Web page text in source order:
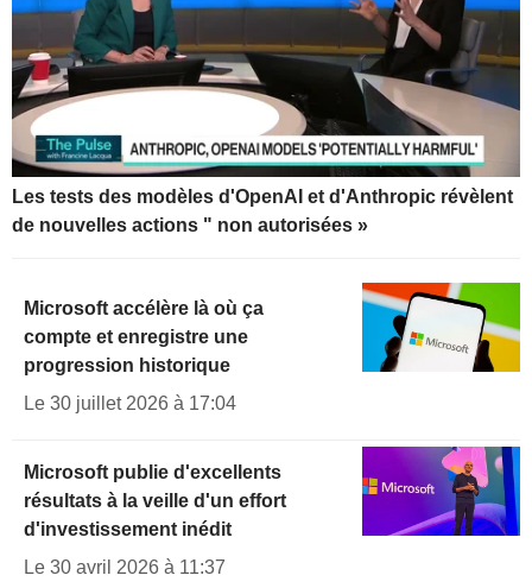
Les tests des modèles d'OpenAI et d'Anthropic révèlent
de nouvelles actions " non autorisées »
Microsoft accélère là où ça
compte et enregistre une
progression historique
Le 30 juillet 2026 à 17:04
Microsoft publie d'excellents
résultats à la veille d'un effort
d'investissement inédit
Le 30 avril 2026 à 11:37